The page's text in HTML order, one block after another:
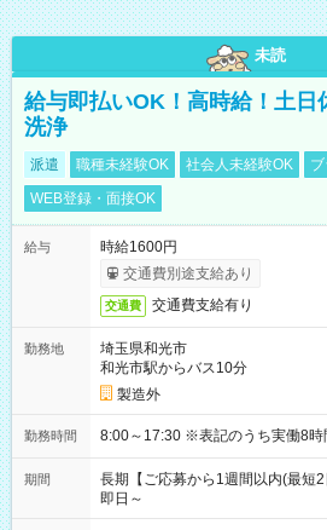
未読
給与即払いOK！高時給！土日
洗浄
派遣 職種未経験OK 社会人未経験OK
WEB登録・面接OK
給与
時給1600円
交通費別途支給あり
交通費 交通費支給有り
勤務地
埼玉県和光市
和光市駅からバス10分
製造外
勤務時間 8:00～17:30 ※表記のうち実働8
期間
長期【ご応募から1週間以内(最短2
即日～